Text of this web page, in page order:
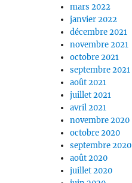
mars 2022
janvier 2022
décembre 2021
novembre 2021
octobre 2021
septembre 2021
août 2021
juillet 2021
avril 2021
novembre 2020
octobre 2020
septembre 2020
août 2020
juillet 2020